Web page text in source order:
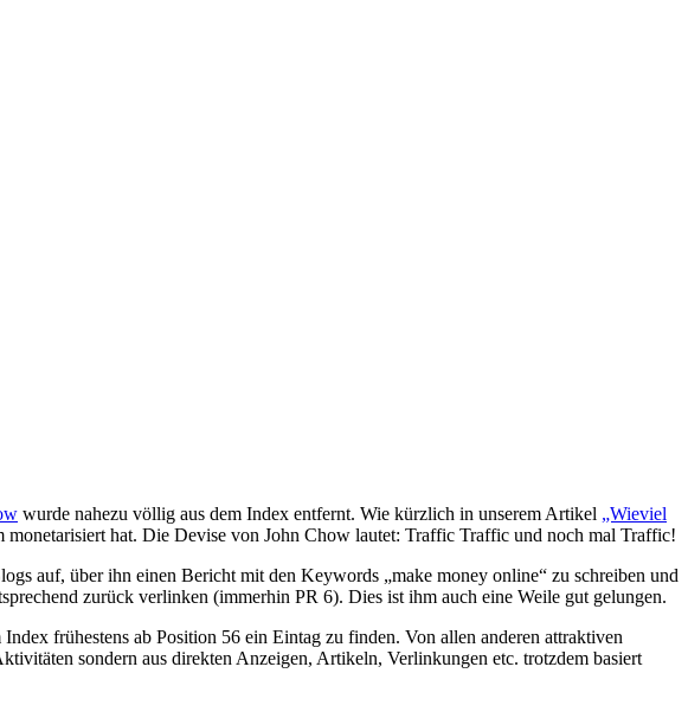
wurde nahezu völlig aus dem Index entfernt. Wie kürzlich in unserem Artikel „Wieviel
monetarisiert hat. Die Devise von John Chow lautet: Traffic Traffic und noch mal Traffic!
auf, über ihn einen Bericht mit den Keywords „make money online“ zu schreiben und
zurück verlinken (immerhin PR 6). Dies ist ihm auch eine Weile gut gelungen.
frühestens ab Position 56 ein Eintag zu finden. Von allen anderen attraktiven
sondern aus direkten Anzeigen, Artikeln, Verlinkungen etc. trotzdem basiert